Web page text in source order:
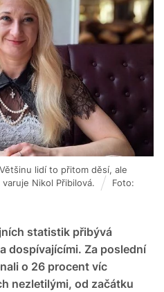
statistik přibývá
dospívajícími. Za poslední
o 26 procent víc
nezletilými, od začátku
lidí to přitom děsí, ale
Nikol Přibilová.
Foto: